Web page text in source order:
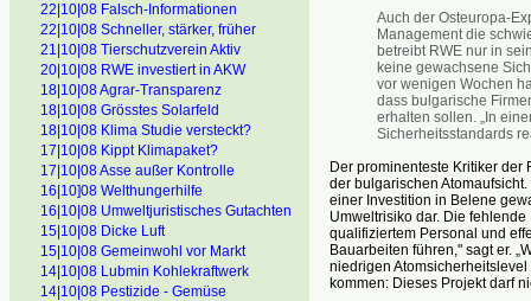
22|10|08 Falsch-Informationen
22|10|08 Schneller, stärker, früher
21|10|08 Tierschutzverein Aktiv
20|10|08 RWE investiert in AKW
18|10|08 Agrar-Transparenz
18|10|08 Grösstes Solarfeld
18|10|08 Klima Studie versteckt?
17|10|08 Kippt Klimapaket?
17|10|08 Asse außer Kontrolle
16|10]08 Welthungerhilfe
16|10|08 Umweltjuristisches Gutachten
15|10|08 Dicke Luft
15|10|08 Gemeinwohl vor Markt
14|10|08 Lubmin Kohlekraftwerk
14|10|08 Pestizide - Gemüse
Auch der Osteuropa-
Management die
betreibt RWE nur in
keine gewachsene
vor wenigen Wochen
dass bulgarische
erhalten sollen. „In
Sicherheitsstandards
Der prominenteste Kritiker der
der bulgarischen
einer Investition in Belene
Umweltrisiko dar. Die
qualifiziertem Personal und
Bauarbeiten führen," sagt er.
niedrigen
kommen: Dieses Projekt darf